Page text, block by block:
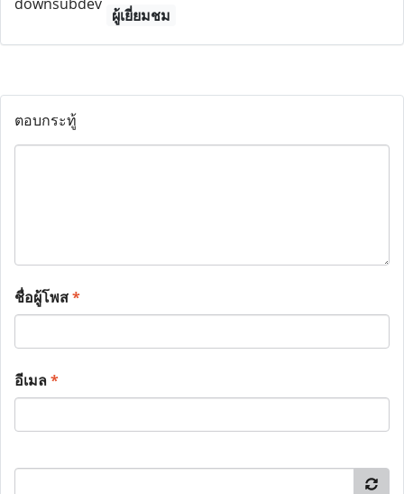
ผู้เยี่ยมชม
ตอบกระทู้
ชื่อผู้โพส*
อีเมล*